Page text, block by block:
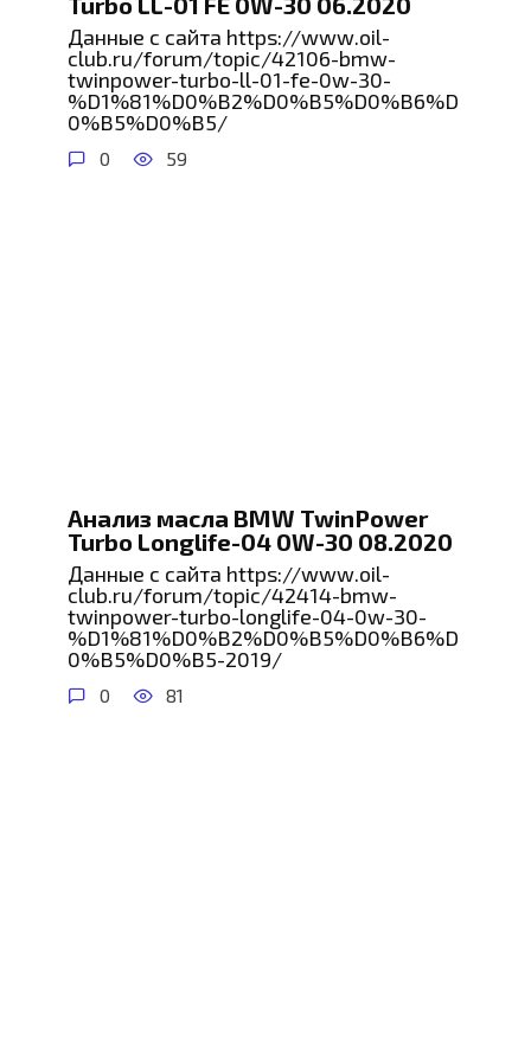
Данные с сайта https://www.oil-
club.ru/forum/topic/42106-bmw-
twinpower-turbo-ll-01-fe-0w-30-
%D1%81%D0%B2%D0%B5%D0%B6%D
0%B5%D0%B5/
0 59
Анализ масла BMW TwinPower
Turbo Longlife-04 0W-30 08.2020
Данные с сайта https://www.oil-
club.ru/forum/topic/42414-bmw-
twinpower-turbo-longlife-04-0w-30-
%D1%81%D0%B2%D0%B5%D0%B6%D
0%B5%D0%B5-2019/
0 81